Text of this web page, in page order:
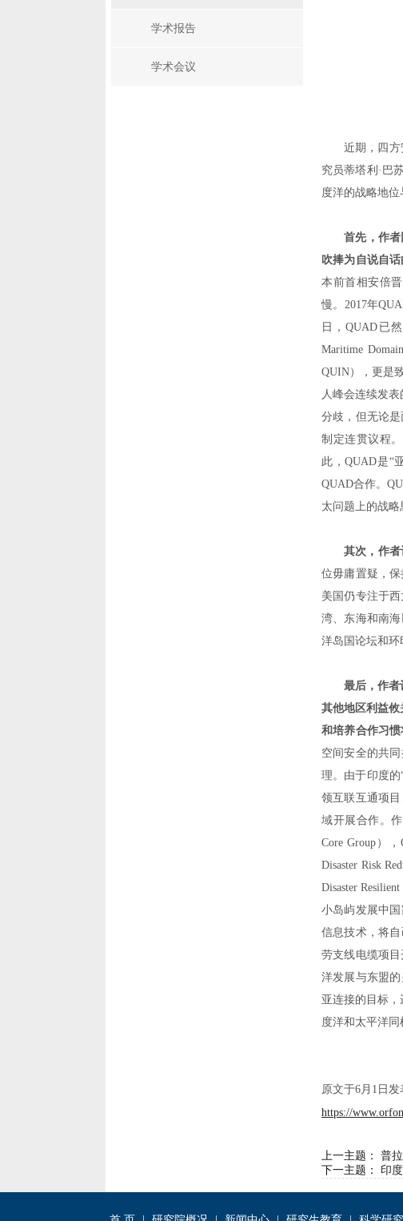
学术报告
学术会议
近期，四
究员蒂塔利 · 巴
度洋的战略地位
首先，作
吹捧为自说自话
本前首相安倍
慢。 2017年
日，QUAD 已
Maritime Domain
QUIN），更是
人峰会连续发
分歧，但无论
制定连贯议程
此，QUAD是“
QUAD合作。
太问题上的战略
其次，作
位毋庸置疑，
美国仍专注于
湾、东海和南
洋岛国论坛和
最后，作者
其他地区利益攸
和培养合作习惯
空间安全的共
理。由于印度的
领互联互通项
域开展合作。
Core Group ），
Disaster Risk
Disaster
小岛屿发展中
信息技术，将
劳支线电缆项
洋发展与东盟的
亚连接的目标
度洋和太平洋同
原文于6月 1 日
https://
上一主题： 普
下一主题： 印